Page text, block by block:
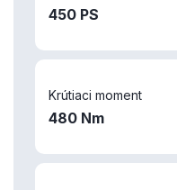
450 PS
Krútiaci moment
480 Nm